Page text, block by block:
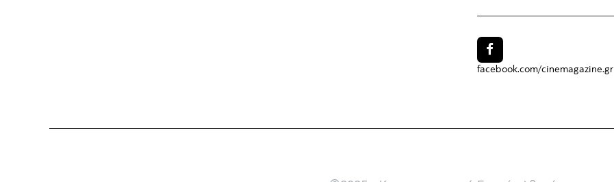
facebook.com/cinemagazine.gr